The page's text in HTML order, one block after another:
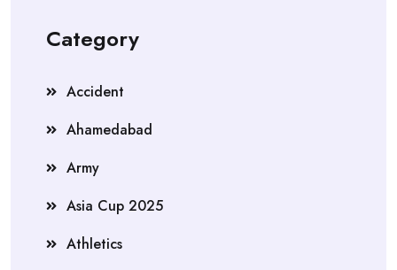
Category
Accident
Ahamedabad
Army
Asia Cup 2025
Athletics